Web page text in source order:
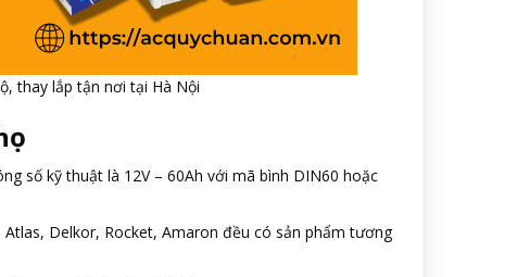
thay lắp tận nơi tại Hà Nội
số kỹ thuật là 12V – 60Ah với mã bình DIN60 hoặc
Delkor, Rocket, Amaron đều có sản phẩm tương